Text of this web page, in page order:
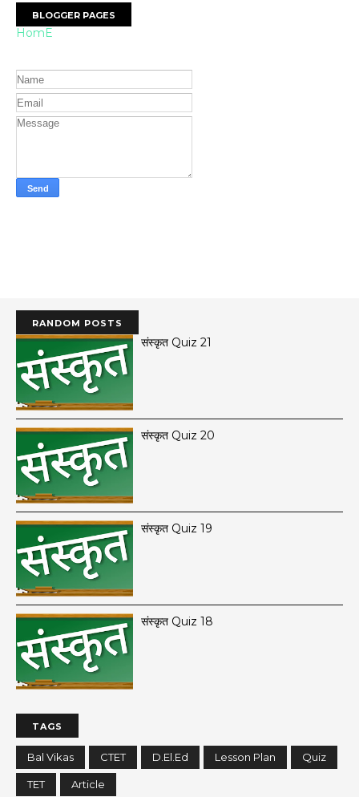
BLOGGER PAGES
HomE
RANDOM POSTS
संस्कृत Quiz 21
संस्कृत Quiz 20
संस्कृत Quiz 19
संस्कृत Quiz 18
TAGS
Bal Vikas CTET D.El.Ed Lesson Plan Quiz
TET Article